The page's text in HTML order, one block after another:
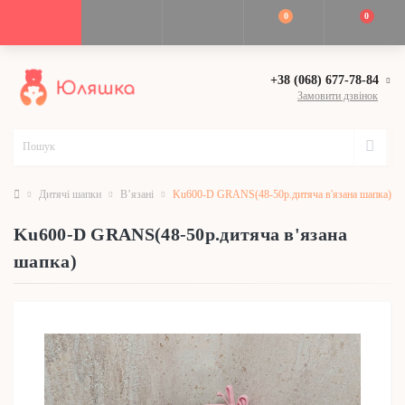
0 0
+38 (068) 677-78-84
Замовити дзвінок
Дитячі шапки В’язані Ku600-D GRANS(48-50р.дитяча в'язана шапка)
Ku600-D GRANS(48-50р.дитяча в'язана
шапка)